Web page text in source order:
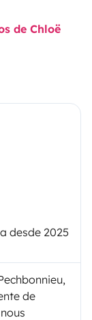
de Chloë
desde 2025
de